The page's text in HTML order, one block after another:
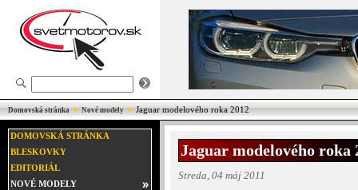
Domovská stránka Nové modely Jaguar modelového roka 2012
DOMOVSKÁ STRÁNKA
BLESKOVKY
EDITORIÁL
NOVÉ MODELY
Jaguar modelového roka
Streda, 04 máj 2011